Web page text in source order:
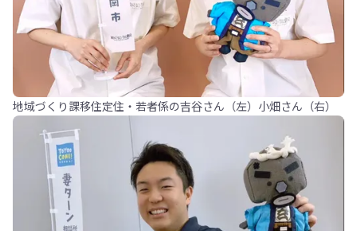
地域づくり課移住定住・若者係の吉谷さん（左）小畑さん（右）